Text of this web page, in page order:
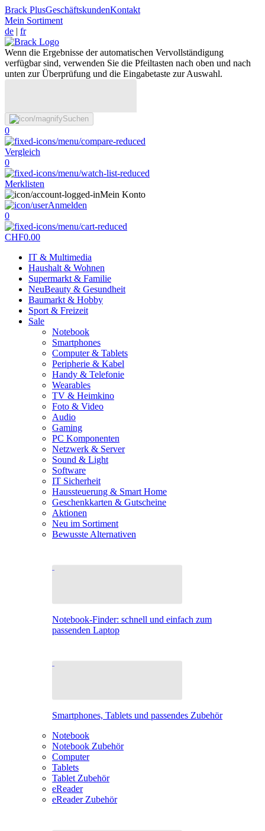
Brack PlusGeschäftskundenKontakt
Mein Sortiment
de | fr
Wenn die Ergebnisse der automatischen Vervollständigung
verfügbar sind, verwenden Sie die Pfeiltasten nach oben und nach
unten zur Überprüfung und die Eingabetaste zur Auswahl.
Suchen
0
Vergleich
0
Merklisten
Mein Konto
Anmelden
0
CHF0.00
IT & Multimedia
Haushalt & Wohnen
Supermarkt & Familie
NeuBeauty & Gesundheit
Baumarkt & Hobby
Sport & Freizeit
Sale
Notebook
Smartphones
Computer & Tablets
Peripherie & Kabel
Handy & Telefonie
Wearables
TV & Heimkino
Foto & Video
Audio
Gaming
PC Komponenten
Netzwerk & Server
Sound & Light
Software
IT Sicherheit
Haussteuerung & Smart Home
Geschenkkarten & Gutscheine
Aktionen
Neu im Sortiment
Bewusste Alternativen
Notebook-Finder: schnell und einfach zum
passenden Laptop
Smartphones, Tablets und passendes Zubehör
Notebook
Notebook Zubehör
Computer
Tablets
Tablet Zubehör
eReader
eReader Zubehör